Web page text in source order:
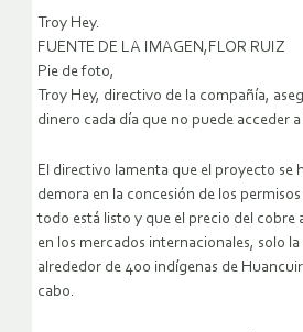
Troy Hey.
FUENTE DE LA IMAGEN,FLOR RUIZ
Pie de foto,
Troy Hey, directivo de la compañía,
dinero cada día que no puede acceder
El directivo lamenta que el proyecto se
demora en la concesión de los
todo está listo y que el precio del cobre
en los mercados internacionales, solo la
alrededor de 400 indígenas de
cabo.